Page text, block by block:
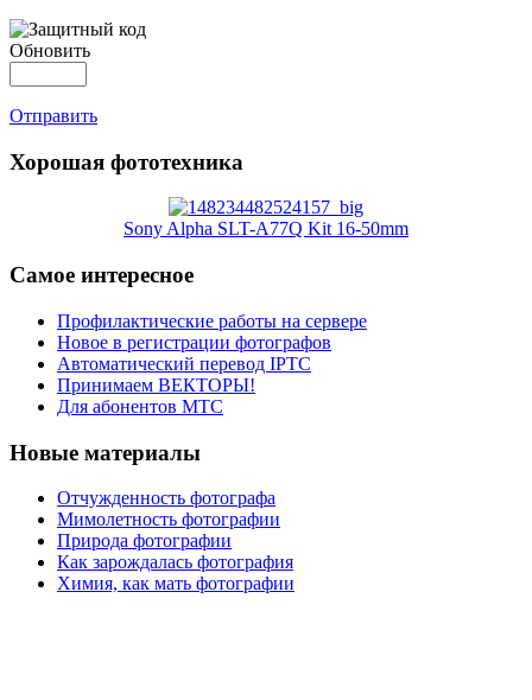
Обновить
Отправить
Хорошая фототехника
Sony Alpha SLT-A77Q Kit 16-50mm
Самое интересное
Профилактические работы на сервере
Новое в регистрации фотографов
Автоматический перевод IPTC
Принимаем ВЕКТОРЫ!
Для абонентов МТС
Новые материалы
Отчужденность фотографа
Мимолетность фотографии
Природа фотографии
Как зарождалась фотография
Химия, как мать фотографии